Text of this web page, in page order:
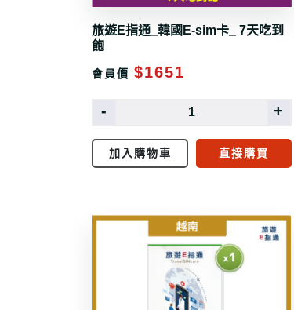
旅遊E指通_韓國E-sim卡_ 7天吃到
飽
會員價 $1651
- +
加入購物車 直接購買